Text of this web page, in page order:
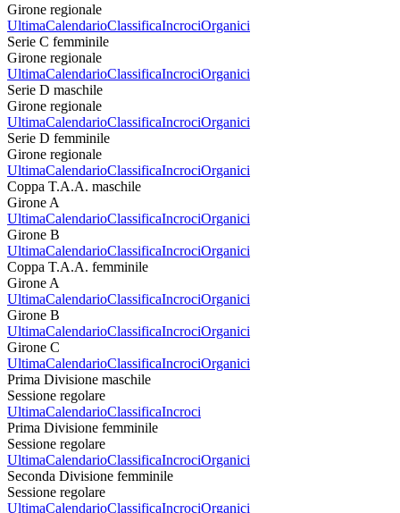
Girone regionale
UltimaCalendarioClassificaIncrociOrganici
Serie C femminile
Girone regionale
UltimaCalendarioClassificaIncrociOrganici
Serie D maschile
Girone regionale
UltimaCalendarioClassificaIncrociOrganici
Serie D femminile
Girone regionale
UltimaCalendarioClassificaIncrociOrganici
Coppa T.A.A. maschile
Girone A
UltimaCalendarioClassificaIncrociOrganici
Girone B
UltimaCalendarioClassificaIncrociOrganici
Coppa T.A.A. femminile
Girone A
UltimaCalendarioClassificaIncrociOrganici
Girone B
UltimaCalendarioClassificaIncrociOrganici
Girone C
UltimaCalendarioClassificaIncrociOrganici
Prima Divisione maschile
Sessione regolare
UltimaCalendarioClassificaIncroci
Prima Divisione femminile
Sessione regolare
UltimaCalendarioClassificaIncrociOrganici
Seconda Divisione femminile
Sessione regolare
UltimaCalendarioClassificaIncrociOrganici